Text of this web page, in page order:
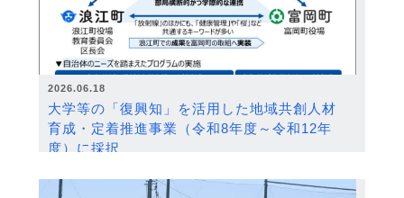
2026.06.18
大学等の「復興知」を活用した地域共創人材
育成・定着推進事業（令和8年度～令和12年
度）に採択